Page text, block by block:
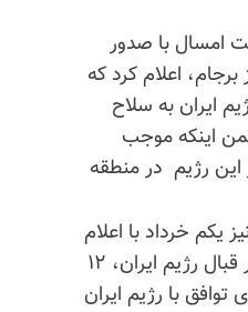
امسال با صدور
اعلام کرد که
ایران به سلاح
اینکه موجب
رژیم در منطقه
یکم خرداد با اعلام
راهبرد جدید آمریکا در قبال رژیم ایران، ۱۲
توافق با رژیم ایران